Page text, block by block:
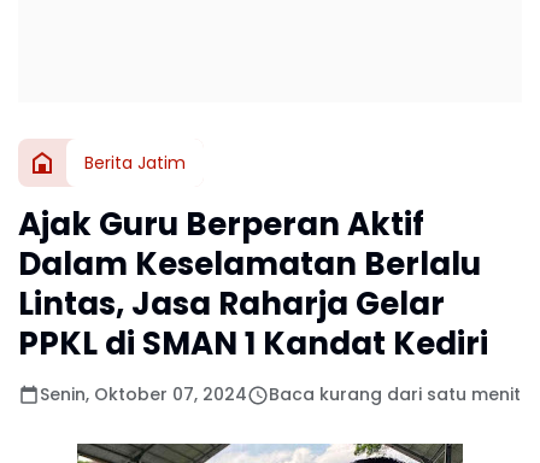
Berita Jatim
Ajak Guru Berperan Aktif
Dalam Keselamatan Berlalu
Lintas, Jasa Raharja Gelar
PPKL di SMAN 1 Kandat Kediri
Senin, Oktober 07, 2024 Baca kurang dari satu menit